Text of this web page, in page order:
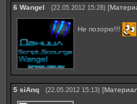
6 Wangel (22.05.2012 15:28) [
Не позорю!!!
5 siAnq (22.05.2012 15:13) [